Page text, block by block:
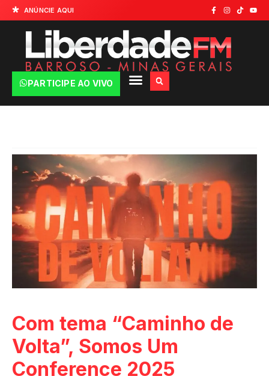
ANÚNCIE AQUI
PARTICIPE AO VIVO
Com tema “Caminho de
Volta”, Somos Um
Conference 2025